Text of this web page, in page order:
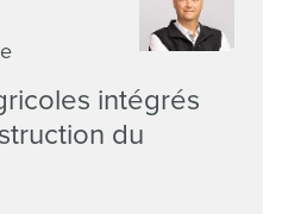
intégrés
du